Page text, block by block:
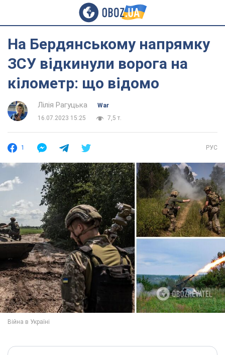
На Бердянському напрямку
ЗСУ відкинули ворога на
кілометр: що відомо
Лілія Рагуцька
War
16.07.2023 15:25
7,5 т.
1 РУС